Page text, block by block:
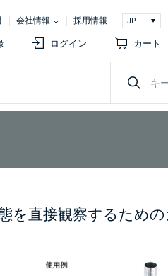
会社情報 採用情報
ログイン カート
を直接観察するための